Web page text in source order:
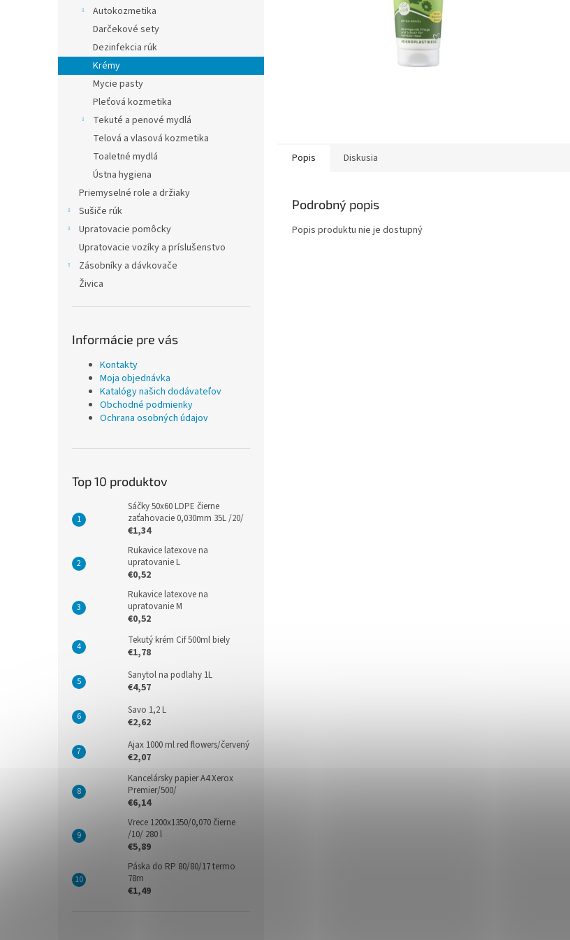
Autokozmetika
Darčekové sety
Dezinfekcia rúk
Krémy
Mycie pasty
Pleťová kozmetika
Tekuté a penové mydlá
Telová a vlasová kozmetika
Toaletné mydlá
Ústna hygiena
Priemyselné role a držiaky
Sušiče rúk
Upratovacie pomôcky
Upratovacie vozíky a príslušenstvo
Zásobníky a dávkovače
Živica
Informácie pre vás
Kontakty
Moja objednávka
Katalógy našich dodávateľov
Obchodné podmienky
Ochrana osobných údajov
Top 10 produktov
Sáčky 50x60 LDPE čierne
zaťahovacie 0,030mm 35L /20/
€1,34
Rukavice latexove na
upratovanie L
€0,52
Rukavice latexove na
upratovanie M
€0,52
Tekutý krém Cif 500ml biely
€1,78
Sanytol na podlahy 1L
€4,57
Savo 1,2 L
€2,62
Ajax 1000 ml red flowers/červený
€2,07
Kancelársky papier A4 Xerox
Premier/500/
€6,14
Vrece 1200x1350/0,070 čierne
/10/ 280 l
€5,89
Páska do RP 80/80/17 termo
78m
€1,49
Popis Diskusia
Podrobný popis
Popis produktu nie je dostupný